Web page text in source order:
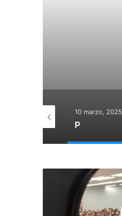
10 marzo, 2025
p